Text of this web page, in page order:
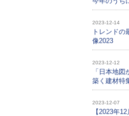
2023-12-14
トレンドの
像2023
2023-12-12
「日本地
築く建材特
2023-12-07
【2023年